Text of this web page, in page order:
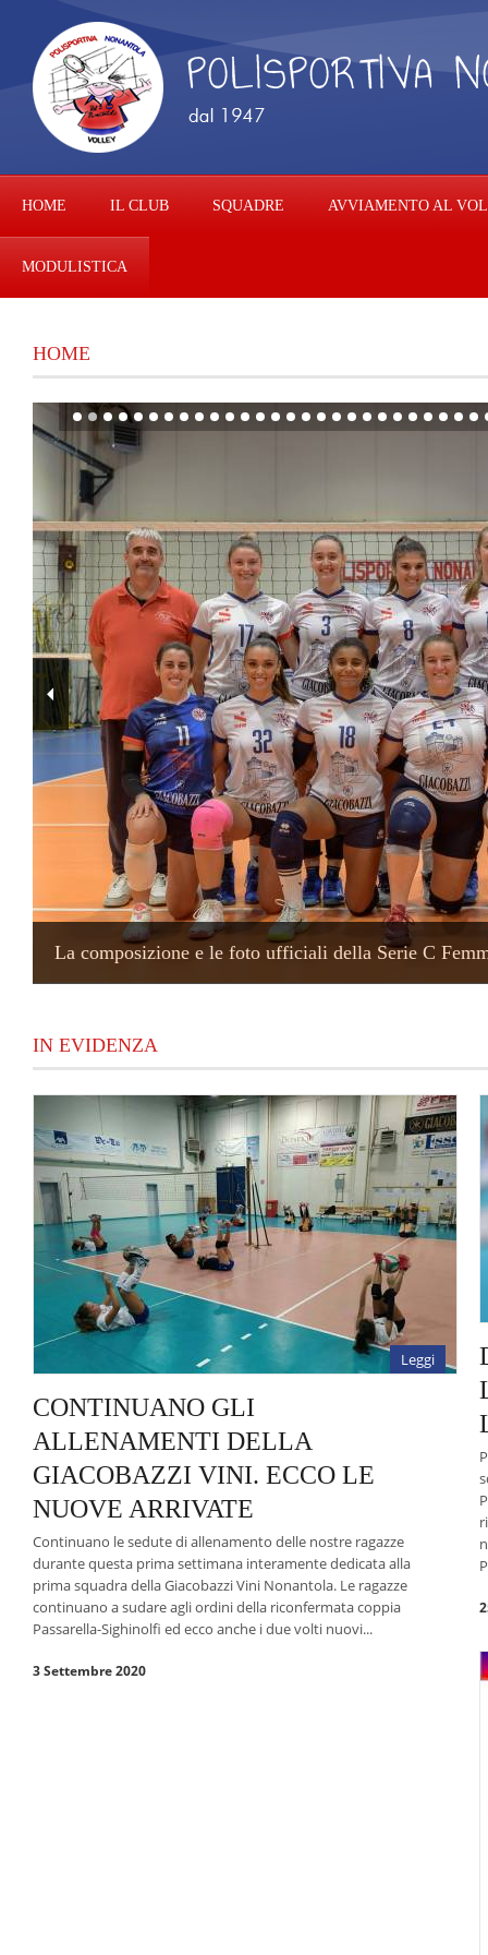
HOME IL CLUB SQUADRE AVVIAMENTO AL
MODULISTICA
HOME
La composizione e le foto ufficiali della Serie C
IN EVIDENZA
Leggi
CONTINUANO GLI
ALLENAMENTI DELLA
GIACOBAZZI VINI. ECCO LE
NUOVE ARRIVATE
Continuano le sedute di allenamento delle nostre ragazze
durante questa prima settimana interamente dedicata alla
prima squadra della Giacobazzi Vini Nonantola. Le ragazze
continuano a sudare agli ordini della riconfermata coppia
Passarella-Sighinolfi ed ecco anche i due volti nuovi...
3 Settembre 2020